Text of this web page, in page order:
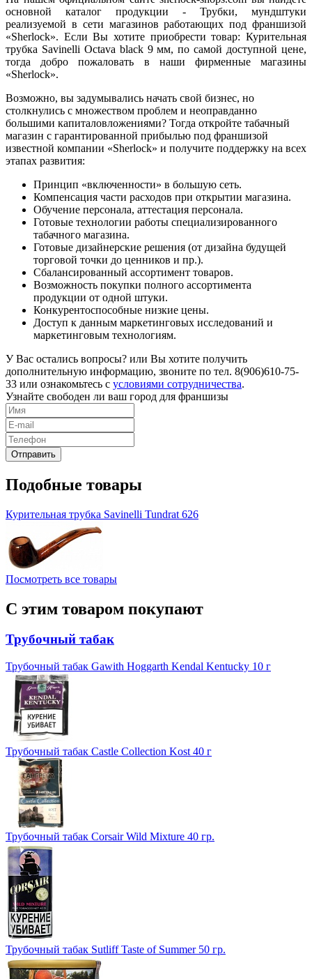
основной каталог продукции - Трубки, мундштуки
реализуемой в сети магазинов работающих под франшизой
«Sherlock». Если Вы хотите приобрести товар: Курительная
трубка Savinelli Octava black 9 мм, по самой доступной цене,
тогда добро пожаловать в наши фирменные магазины
«Sherlock».
Возможно, вы задумывались начать свой бизнес, но
столкнулись с множеством проблем и неоправданно
большими капиталовложениями? Тогда откройте табачный
магазин с гарантированной прибылью под франшизой
известной компании «Sherlock» и получите поддержку на всех
этапах развития:
Принцип «включенности» в большую сеть.
Компенсация части расходов при открытии магазина.
Обучение персонала, аттестация персонала.
Готовые технологии работы специализированного
табачного магазина.
Готовые дизайнерские решения (от дизайна будущей
торговой точки до ценников и пр.).
Сбалансированный ассортимент товаров.
Возможность покупки полного ассортимента
продукции от одной штуки.
Конкурентоспособные низкие цены.
Доступ к данным маркетинговых исследований и
маркетинговым технологиям.
У Вас остались вопросы? или Вы хотите получить
дополнительную информацию, звоните по тел. 8(906)610-75-
33 или ознакомьтесь с условиями сотрудничества.
Узнайте свободен ли ваш город для франшизы
Подобные товары
Курительная трубка Savinelli Tundrat 626
Посмотреть все товары
С этим товаром покупают
Трубочный табак
Трубочный табак Gawith Hoggarth Kendal Kentucky 10 г
Трубочный табак Castle Collection Kost 40 г
Трубочный табак Corsair Wild Mixture 40 гр.
Трубочный табак Sutliff Taste of Summer 50 гр.